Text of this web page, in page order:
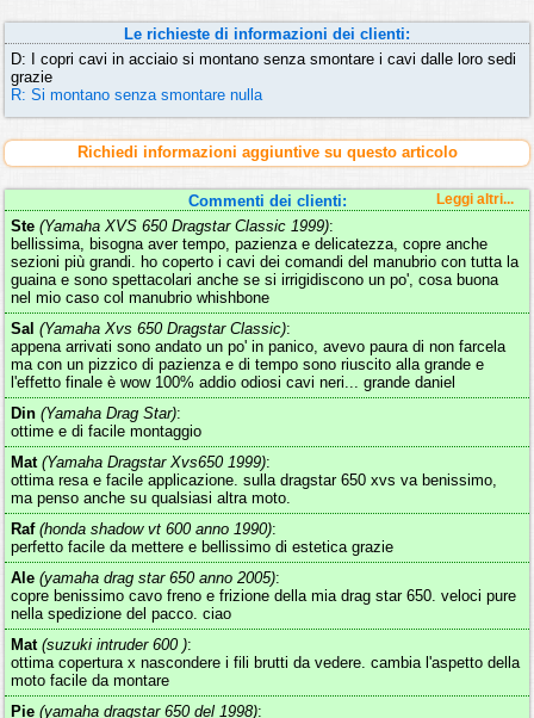
Le richieste di informazioni dei clienti:
D: I copri cavi in acciaio si montano senza smontare i cavi dalle loro sedi
grazie
R: Si montano senza smontare nulla
Richiedi informazioni aggiuntive su questo articolo
Commenti dei clienti: Leggi altri...
Ste (Yamaha XVS 650 Dragstar Classic 1999):
bellissima, bisogna aver tempo, pazienza e delicatezza, copre anche
sezioni più grandi. ho coperto i cavi dei comandi del manubrio con tutta la
guaina e sono spettacolari anche se si irrigidiscono un po', cosa buona
nel mio caso col manubrio whishbone
Sal (Yamaha Xvs 650 Dragstar Classic):
appena arrivati sono andato un po' in panico, avevo paura di non farcela
ma con un pizzico di pazienza e di tempo sono riuscito alla grande e
l'effetto finale è wow 100% addio odiosi cavi neri... grande daniel
Din (Yamaha Drag Star):
ottime e di facile montaggio
Mat (Yamaha Dragstar Xvs650 1999):
ottima resa e facile applicazione. sulla dragstar 650 xvs va benissimo,
ma penso anche su qualsiasi altra moto.
Raf (honda shadow vt 600 anno 1990):
perfetto facile da mettere e bellissimo di estetica grazie
Ale (yamaha drag star 650 anno 2005):
copre benissimo cavo freno e frizione della mia drag star 650. veloci pure
nella spedizione del pacco. ciao
Mat (suzuki intruder 600 ):
ottima copertura x nascondere i fili brutti da vedere. cambia l'aspetto della
moto facile da montare
Pie (yamaha dragstar 650 del 1998):